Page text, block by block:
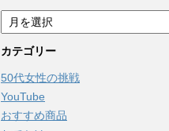
ー
カ
イ
ブ
カテゴリー
50代女性の挑戦
YouTube
おすすめ商品